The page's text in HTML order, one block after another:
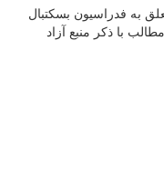
به فدراسیون بسکتبال
با ذكر منبع آزاد